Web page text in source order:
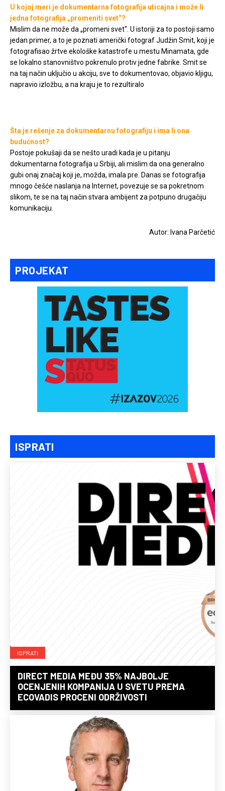
PROJEKAT
ISPRATI
ISPRATI
DIRECT MEDIA MEĐU 35% NAJBOLJE
OCENJENIH KOMPANIJA U SVETU PREMA
ECOVADIS PROCENI ODRŽIVOSTI
U kojoj meri je dokumentarna fotografija uticajna i može li
jedna fotografija „promeniti svet“?
Mislim da ne može da „promeni svet“. U istoriji za to postoji samo
jedan primer, a to je poznati američki fotograf Judžin Smit, koji je
fotografisao žrtve ekološke katastrofe u mestu Minamata, gde
se lokalno stanovništvo pokrenulo protiv jedne fabrike. Smit se
na taj način uključio u akciju, sve to dokumentovao, objavio kljigu,
napravio izložbu, a na kraju je to rezultiralo
Šta je rešenje za dokumentarnu fotografiju i ima li ona
budućnost?
Postoje pokušaji da se nešto uradi kada je u pitanju
dokumentarna fotografija u Srbiji, ali mislim da ona generalno
gubi onaj značaj koji je, možda, imala pre. Danas se fotografija
mnogo češće naslanja na Internet, povezuje se sa pokretnom
slikom, te se na taj način stvara ambijent za potpuno drugačiju
komunikaciju.
Autor: Ivana Parčetić